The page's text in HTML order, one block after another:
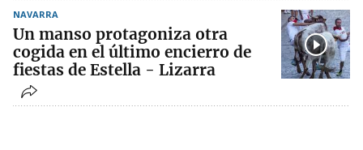
NAVARRA
Un manso protagoniza otra
cogida en el último encierro de
fiestas de Estella - Lizarra